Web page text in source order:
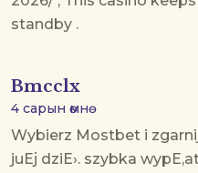
standby .
Bmcclx
4 сарын өмнө
Wybierz Mostbet i
juЕј dziЕ›. szybka